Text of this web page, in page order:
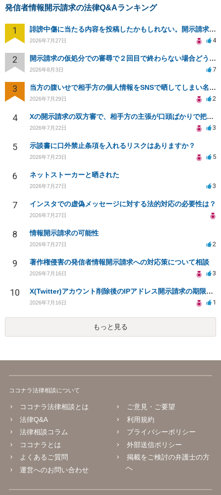
発信者情報開示請求の法律Q&Aランキング
1 誹謗中傷に当たる内容を投稿したかもしれない。開示請求や民事刑事裁判に発展しうるのか教えて欲しい。
2026年7月27日 4
2 開示請求の仮処分での審尋で２回目で終わらない場合どうしたらいいですか
2026年8月3日 7
3 当方の腹いせで相手方の個人情報をSNSで晒してしまい名誉毀損させてしまったかもしれない
2026年7月29日 2
4 Xの開示請求の双方審で、相手方の主張が口頭ばかりで把握しきれません
2026年7月22日 3
5 示談書に口外禁止条項を入れるリスクはありますか？
2026年7月23日 5
6 ネットストーカーと晒された
2026年7月27日 3
7 インスタでの虚偽メッセージに対する法的対応の必要性は？
2026年7月27日
8 情報開示請求の可能性
2026年7月27日 2
9 著作権侵害の発信者情報開示請求への対応策について相談
2026年7月16日 3
10 X(Twitter)アカウント削除後のIPアドレス開示請求の期限は？
2026年7月16日 1
もっと見る
ココナラ法律相談について
ココナラ法律相談とは
法律Q&A
法律相談コラム
ココナラとは
よくあるご質問
運営へのお問い合わせ
ご意見・ご要望
利用規約
プライバシーポリシー
外部送信ポリシー
掲載をご検討の弁護士の方
へ